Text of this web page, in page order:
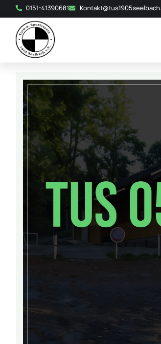
0151-41390681